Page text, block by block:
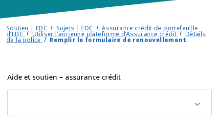
Soutien | EDC Sujets | EDC Assurance crédit de portefeuille
d’EDC Utiliser l’ancienne plateforme d’Assurance crédit Détails
de la police Remplir le formulaire de renouvellement
Aide et soutien – assurance crédit